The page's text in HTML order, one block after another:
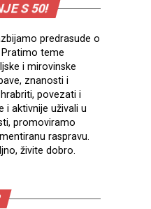
S 50!
predrasude o
teme
i mirovinske
znanosti i
povezati i
i aktivnije uživali u
promoviramo
raspravu.
živite dobro.